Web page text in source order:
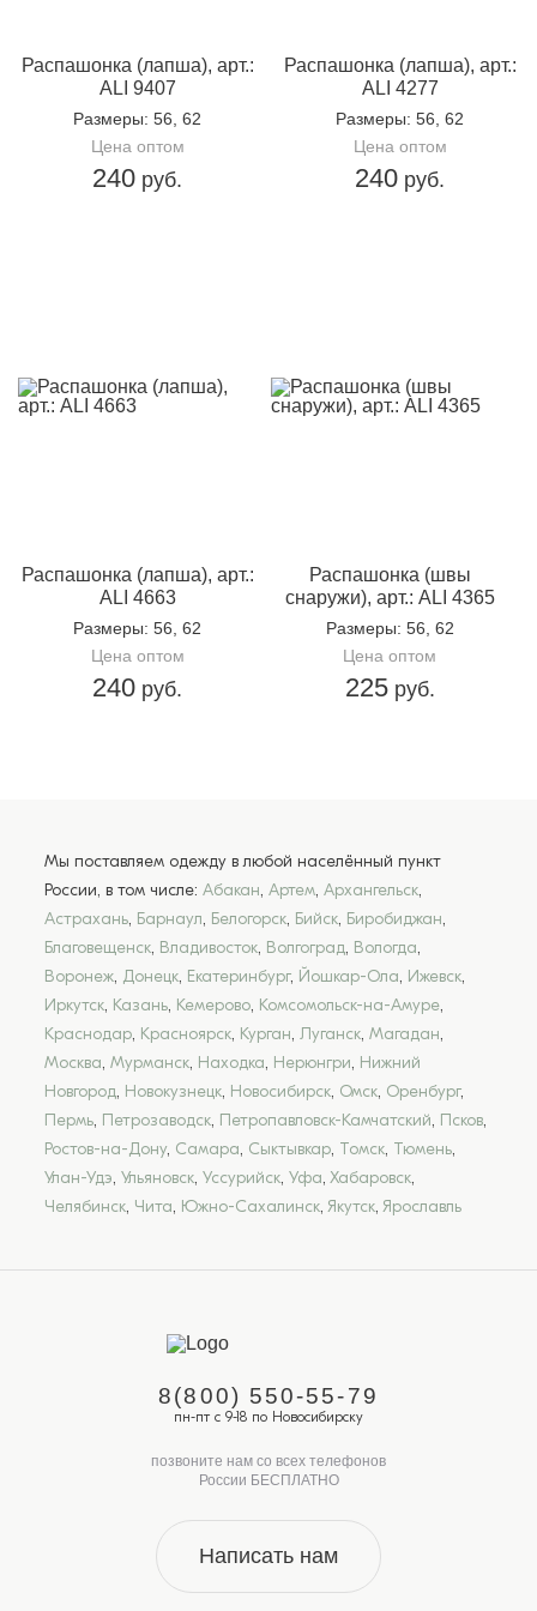
Распашонка (лапша), арт.:
ALI 9407
Размеры: 56, 62
Цена оптом
240 руб.
Распашонка (лапша), арт.:
ALI 4277
Размеры: 56, 62
Цена оптом
240 руб.
Распашонка (лапша), арт.:
ALI 4663
Размеры: 56, 62
Цена оптом
240 руб.
Распашонка (швы
снаружи), арт.: ALI 4365
Размеры: 56, 62
Цена оптом
225руб.
Мы поставляем одежду в любой населённый пункт
России, в том числе: Абакан, Артем, Архангельск,
Астрахань, Барнаул, Белогорск, Бийск, Биробиджан,
Благовещенск, Владивосток, Волгоград, Вологда,
Воронеж, Донецк, Екатеринбург, Йошкар-Ола, Ижевск,
Иркутск, Казань, Кемерово, Комсомольск-на-Амуре,
Краснодар, Красноярск, Курган, Луганск, Магадан,
Москва, Мурманск, Находка, Нерюнгри, Нижний
Новгород, Новокузнецк, Новосибирск, Омск, Оренбург,
Пермь, Петрозаводск, Петропавловск-Камчатский, Псков,
Ростов-на-Дону, Самара, Сыктывкар, Томск, Тюмень,
Улан-Удэ, Ульяновск, Уссурийск, Уфа, Хабаровск,
Челябинск, Чита, Южно-Сахалинск, Якутск, Ярославль
8(800) 550-55-79
пн-пт с 9-18 по Новосибирску
позвоните нам со всех телефонов
России БЕСПЛАТНО
Написать нам